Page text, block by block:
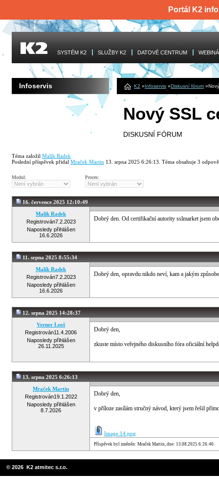
Portál K2
SYSTÉM K2 SLUŽBY K2 DATOVÉ CENTRUM
K2 »Infoservis »Diskusní fórum »
Infoservis
Nový SSL
DISKUSNÍ FÓRUM
Téma založil Malík Radek
Poslední příspěvek přidal Mraček Martin 13. srpna 2025 6:26:13 Téma obsahuje 3
Modul: Proces:
16. července 2025 12:10:49
Malík Radek
Registrován7.2.2023
Naposledy přihlášen
16.6.2026
Dobrý den. Od certifikační autority sslmarket jsem
11. srpna 2025 8:55:34
Malík Radek
Registrován7.2.2023
Naposledy přihlášen
16.6.2026
Dobrý den, opravdu nikdo neví, kam a jakým
12. srpna 2025 14:28:37
Verner Leoš
Registrován11.4.2006
Naposledy přihlášen
26.11.2025
Dobrý den,
zkuste místo veřejného diskusního fóra oficiální
13. srpna 2025 6:26:13
Mraček Martin
Registrován19.1.2022
Naposledy přihlášen
8.7.2026
Dobrý den,
v příloze zasílám stručný návod, který jsem řešil
Image 14.png
Příspěvek byl změněn: Mraček Martin, dne: 13.08.2025 6:26:40.
© 2026 K2 atmitec s.r.o.